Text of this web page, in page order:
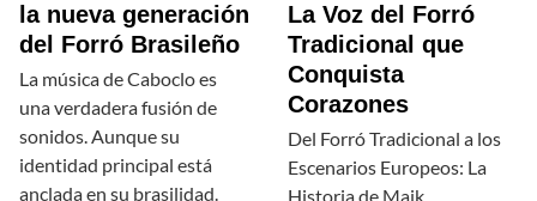
la nueva generación
del Forró Brasileño
La música de Caboclo es
una verdadera fusión de
sonidos. Aunque su
identidad principal está
anclada en su brasilidad.
La Voz del Forró
Tradicional que
Conquista
Corazones
Del Forró Tradicional a los
Escenarios Europeos: La
Historia de Maik